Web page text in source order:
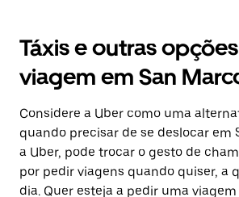
Táxis e outras
viagem em San
Considere a Uber como uma
quando precisar de se deslocar em
a Uber, pode trocar o gesto de
por pedir viagens quando quiser, a
dia. Quer esteja a pedir uma